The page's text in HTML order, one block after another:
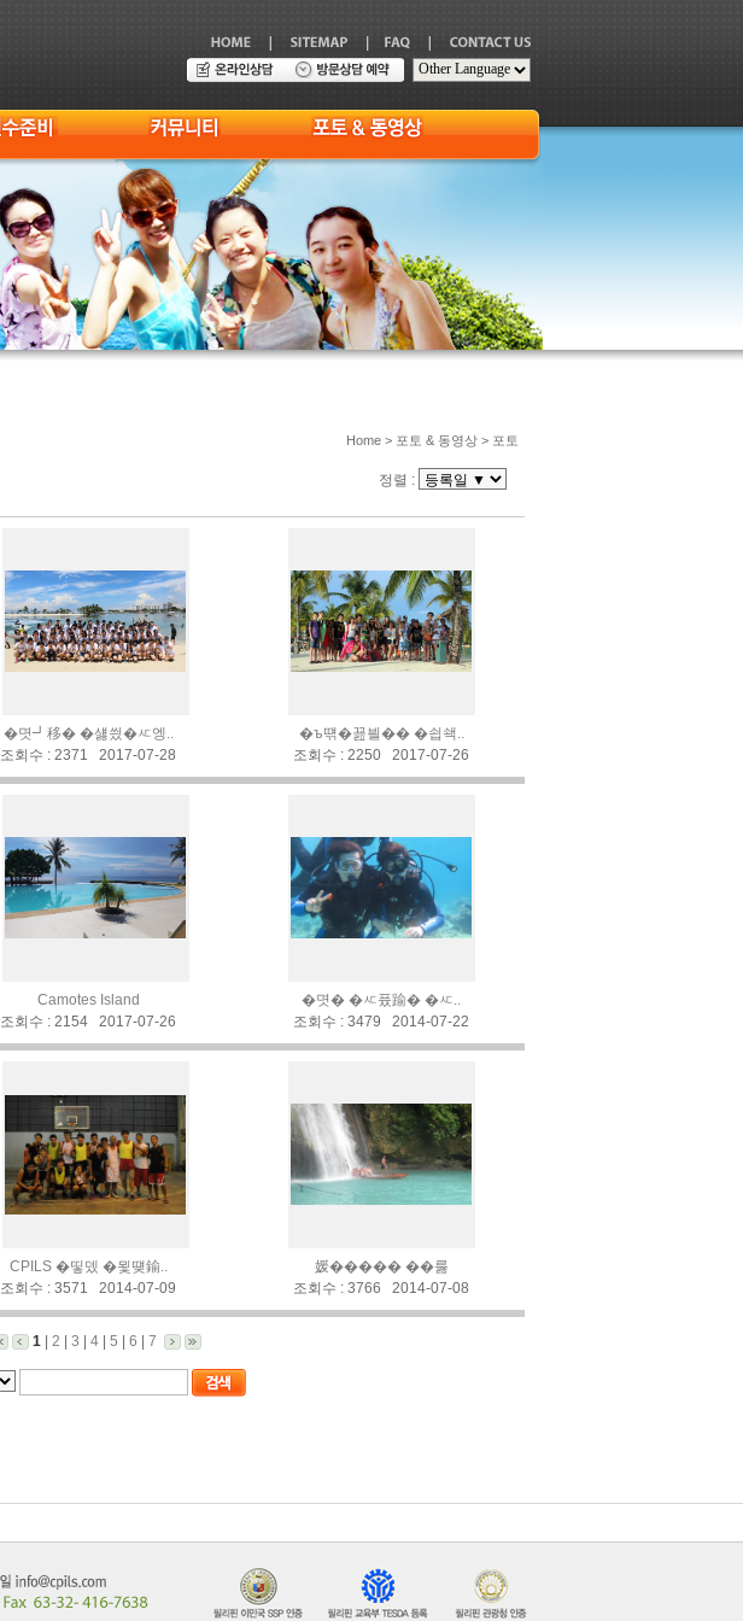
Home > 포토 & 동영상 > 포토
정렬 :
�몃┛移� �섏씠�ㅼ엥..
조회수 : 2371 2017-07-28
�ъ떆�꾪븰�� �쇱쇅..
조회수 : 2250 2017-07-26
Camotes Island
조회수 : 2154 2017-07-26
�몃� �ㅼ퓼踰� �ㅼ..
조회수 : 3479 2014-07-22
CPILS �띻뎄 �묓떚鍮..
조회수 : 3571 2014-07-09
媛����� ��룷
조회수 : 3766 2014-07-08
1| 2 3 4| 5 6 7